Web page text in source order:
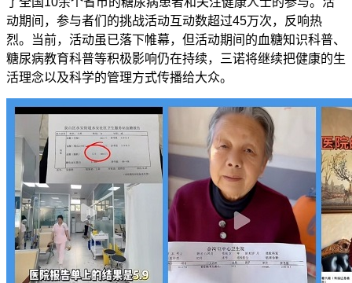
动期间，参与者们的挑战活动互动数超过45万次，反响热
烈。当前，活动虽已落下帷幕，但活动期间的血糖知识科普、
糖尿病教育科普等积极影响仍在持续，三诺将继续把健康的生
活理念以及科学的管理方式传播给大众。